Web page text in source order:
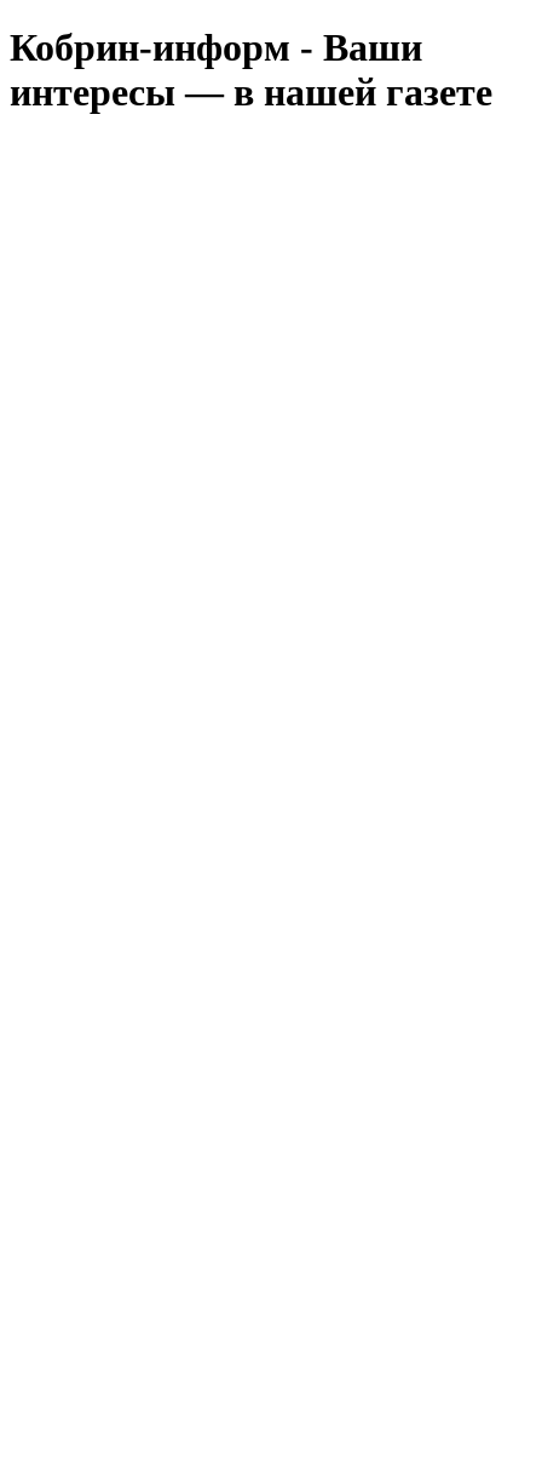
Кобрин-информ - Ваши
интересы — в нашей газете